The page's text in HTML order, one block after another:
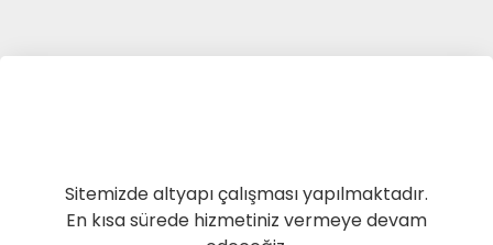
Sitemizde altyapı çalışması yapılmaktadır.
En kısa sürede hizmetiniz vermeye devam